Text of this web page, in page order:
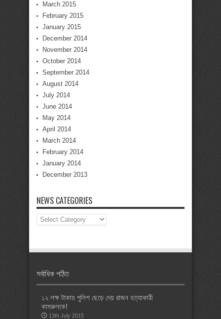
March 2015
February 2015
January 2015
December 2014
November 2014
October 2014
September 2014
August 2014
July 2014
June 2014
May 2014
April 2014
March 2014
February 2014
January 2014
December 2013
NEWS CATEGORIES
News
Categories
সর্বাধিক পঠিত
১২ লক্ষ টাকায় পুলিশ ছেড়ে দেয় রাজন হত্যাকারী
কামরুলকে!
13th July 2015